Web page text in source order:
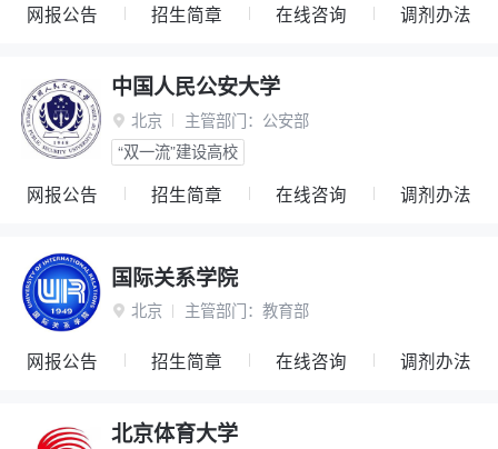
网报公告 招生简章 在线咨询 调剂办法
中国人民公安大学
 北京 主管部门： 公安部
“双一流”建设高校
网报公告 招生简章 在线咨询 调剂办法
国际关系学院
 北京 主管部门： 教育部
网报公告 招生简章 在线咨询 调剂办法
北京体育大学